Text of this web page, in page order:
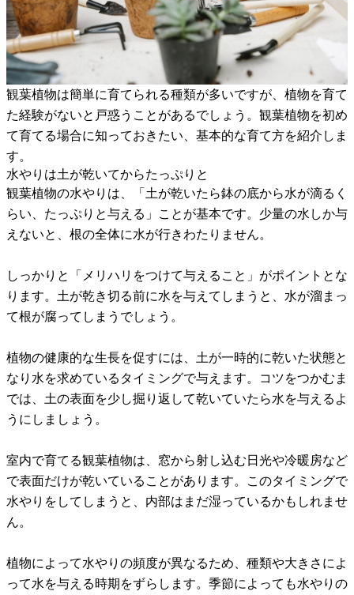
観葉植物は簡単に育てられる種類が多いですが、植物を育て
た経験がないと戸惑うことがあるでしょう。観葉植物を初め
て育てる場合に知っておきたい、基本的な育て方を紹介しま
す。
水やりは土が乾いてからたっぷりと
観葉植物の水やりは、「土が乾いたら鉢の底から水が滴るく
らい、たっぷりと与える」ことが基本です。少量の水しか与
えないと、根の全体に水が行きわたりません。
しっかりと「メリハリをつけて与えること」がポイントとな
ります。土が乾き切る前に水を与えてしまうと、水が溜まっ
て根が腐ってしまうでしょう。
植物の健康的な生長を促すには、土が一時的に乾いた状態と
なり水を求めているタイミングで与えます。コツをつかむま
では、土の表面を少し掘り返して乾いていたら水を与えるよ
うにしましょう。
室内で育てる観葉植物は、窓から射し込む日光や冷暖房など
で表面だけが乾いていることがあります。このタイミングで
水やりをしてしまうと、内部はまだ湿っているかもしれませ
ん。
植物によって水やりの頻度が異なるため、種類や大きさによ
って水を与える時期をずらします。季節によっても水やりの